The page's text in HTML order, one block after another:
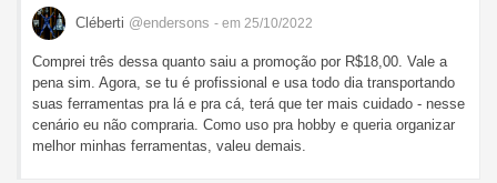
Cléberti @endersons - em 25/10/2022
Comprei três dessa quanto saiu a promoção por R$18,00. Vale a
pena sim. Agora, se tu é profissional e usa todo dia transportando
suas ferramentas pra lá e pra cá, terá que ter mais cuidado - nesse
cenário eu não compraria. Como uso pra hobby e queria organizar
melhor minhas ferramentas, valeu demais.